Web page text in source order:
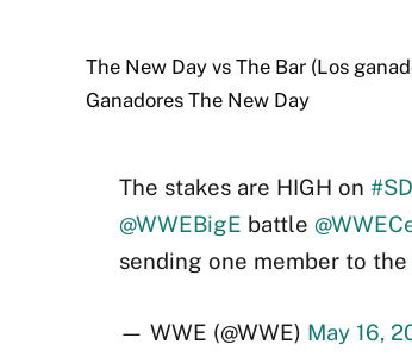
The New Day vs The Bar (Los
Ganadores The New Day
The stakes are HIGH on
@WWEBigE battle
sending one member to the
— WWE (@WWE) May 16,